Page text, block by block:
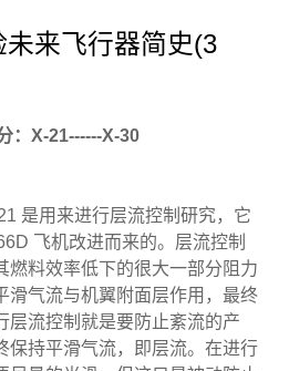
来飞行器简史(3
：X-21------X-30
用来进行层流控制研究，它
飞机改进而来的。层流控制